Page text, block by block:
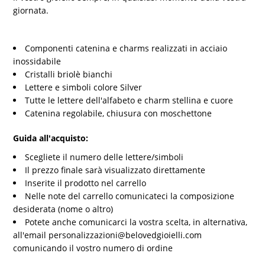
giornata.
Componenti catenina e charms realizzati in acciaio
inossidabile
Cristalli briolè bianchi
Lettere e simboli colore Silver
Tutte le lettere dell'alfabeto e charm stellina e cuore
Catenina regolabile, chiusura con moschettone
Guida all'acquisto:
Scegliete il numero delle lettere/simboli
Il prezzo finale sarà visualizzato direttamente
Inserite il prodotto nel carrello
Nelle note del carrello comunicateci la composizione
desiderata (nome o altro)
Potete anche comunicarci la vostra scelta, in alternativa,
all'email personalizzazioni@belovedgioielli.com
comunicando il vostro numero di ordine